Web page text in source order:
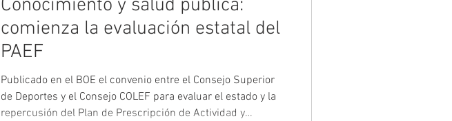
Conocimiento y salud pública:
comienza la evaluación estatal del
PAEF
Publicado en el BOE el convenio entre el Consejo Superior
de Deportes y el Consejo COLEF para evaluar el estado y la
repercusión del Plan de Prescripción de Actividad y